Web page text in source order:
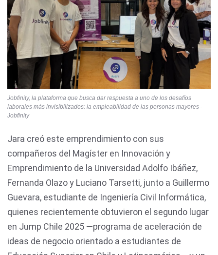
Jobfinity, la plataforma que busca dar respuesta a uno de los desafíos
laborales más invisibilizados: la empleabilidad de las personas mayores -
Jobfinity
Jara creó este emprendimiento con sus
compañeros del Magíster en Innovación y
Emprendimiento de la Universidad Adolfo Ibáñez,
Fernanda Olazo y Luciano Tarsetti, junto a Guillermo
Guevara, estudiante de Ingeniería Civil Informática,
quienes recientemente obtuvieron el segundo lugar
en Jump Chile 2025 —programa de aceleración de
ideas de negocio orientado a estudiantes de